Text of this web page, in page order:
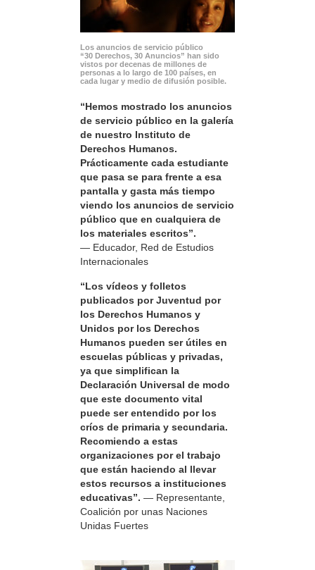
Los anuncios de servicio público
“30 Derechos, 30 Anuncios” han sido
vistos por decenas de millones de
personas a lo largo de 100 países, en
cada lugar y medio de difusión posible.
“Hemos mostrado los anuncios
de servicio público en la galería
de nuestro Instituto de
Derechos Humanos.
Prácticamente cada estudiante
que pasa se para frente a esa
pantalla y gasta más tiempo
viendo los anuncios de servicio
público que en cualquiera de
los materiales escritos”.
— Educador, Red de Estudios
Internacionales
“Los vídeos y folletos
publicados por Juventud por
los Derechos Humanos y
Unidos por los Derechos
Humanos pueden ser útiles en
escuelas públicas y privadas,
ya que simplifican la
Declaración Universal de modo
que este documento vital
puede ser entendido por los
críos de primaria y secundaria.
Recomiendo a estas
organizaciones por el trabajo
que están haciendo al llevar
estos recursos a instituciones
educativas”. — Representante,
Coalición por unas Naciones
Unidas Fuertes